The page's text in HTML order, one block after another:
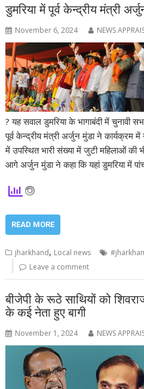
डुमरिया में पूर्व केन्द्रीय मंत्री
November 6, 2024 NEWS
? यह सवाल डुमरिया के भागाबंदी में चुनावी
पूर्व केन्द्रीय मंत्री अर्जुन मुंडा ने कार्यक्रम
में उपस्थित भारी संख्या में जुटी महिलाओं
आगे अर्जुन मुंडा ने कहा कि यहां डुमरिया में
READ MORE
jharkhand, Local news
Leave a comment
बीजेपी के रूठे साथियों को
के कई नेता हुए बागी
November 1, 2024 NEWS